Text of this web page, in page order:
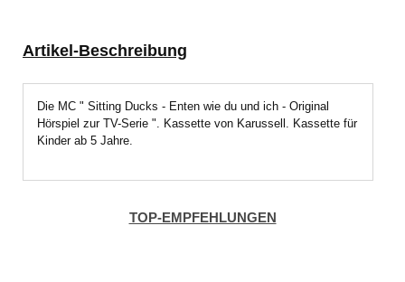
Artikel-Beschreibung
Die MC " Sitting Ducks - Enten wie du und ich - Original
Hörspiel zur TV-Serie ". Kassette von Karussell. Kassette für
Kinder ab 5 Jahre.
TOP-EMPFEHLUNGEN